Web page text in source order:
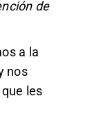
de
a la
nos
les